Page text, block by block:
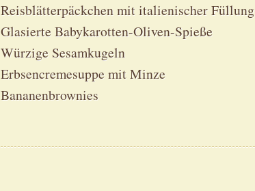
Reisblätterpäckchen mit italienischer Füllung
Glasierte Babykarotten-Oliven-Spieße
Würzige Sesamkugeln
Erbsencremesuppe mit Minze
Bananenbrownies